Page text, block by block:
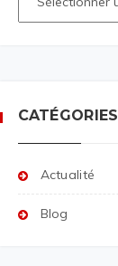
CATÉGORIES
Actualité
Blog